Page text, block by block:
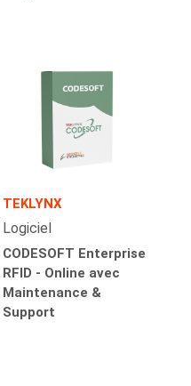
TEKLYNX
Logiciel
CODESOFT Enterprise
RFID - Online avec
Maintenance &
Support